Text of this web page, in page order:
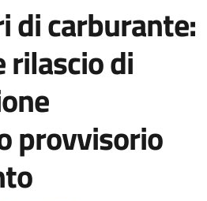
di carburante:
rilascio di
provvisorio